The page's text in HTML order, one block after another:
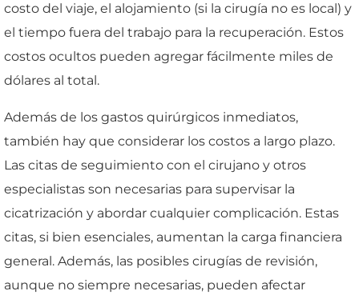
costo del viaje, el alojamiento (si la cirugía no es local) y
el tiempo fuera del trabajo para la recuperación. Estos
costos ocultos pueden agregar fácilmente miles de
dólares al total.
Además de los gastos quirúrgicos inmediatos,
también hay que considerar los costos a largo plazo.
Las citas de seguimiento con el cirujano y otros
especialistas son necesarias para supervisar la
cicatrización y abordar cualquier complicación. Estas
citas, si bien esenciales, aumentan la carga financiera
general. Además, las posibles cirugías de revisión,
aunque no siempre necesarias, pueden afectar